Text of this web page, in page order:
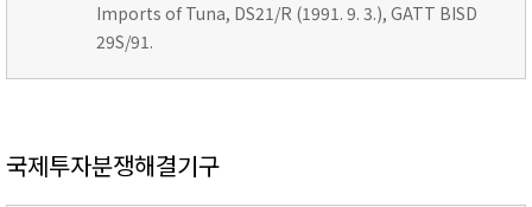
Imports of Tuna, DS21/R (1991. 9. 3.), GATT BISD
29S/91.
국제투자분쟁해결기구